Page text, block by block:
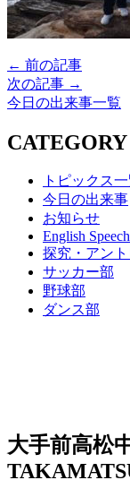
← 前の記事
次の記事 →
今日の出来事一覧
CATEGORY
トピックス
今日の出来事
お知らせ
English Speech
探究・アン
サッカー部
野球部
ダンス部
大手前高松